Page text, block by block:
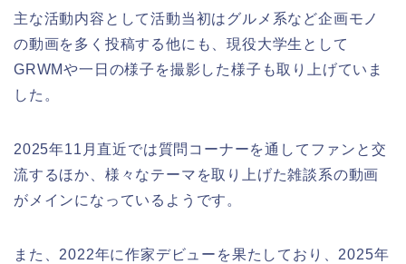
主な活動内容として活動当初はグルメ系など企画モノ
の動画を多く投稿する他にも、現役大学生として
GRWMや一日の様子を撮影した様子も取り上げていま
した。
2025年11月直近では質問コーナーを通してファンと交
流するほか、様々なテーマを取り上げた雑談系の動画
がメインになっているようです。
また、2022年に作家デビューを果たしており、2025年